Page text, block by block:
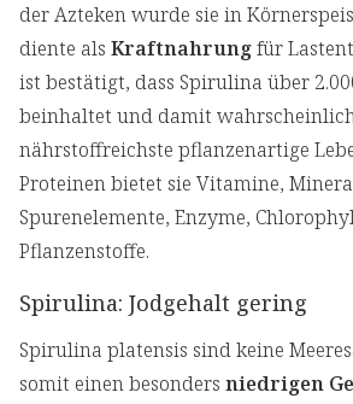
der Azteken wurde sie in
diente als Kraftnahrungfür
ist bestätigt, dass Spirulina über
beinhaltet und damit
nährstoffreichste pflanzenartige
Proteinen bietet sie Vitamine,
Spurenelemente, Enzyme,
Pflanzenstoffe.
Spirulina: Jodgehalt gering
Spirulina platensis sind keine
somit einen besonders niedrigen